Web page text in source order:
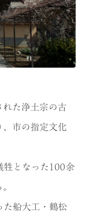
た浄土宗の古
、市の指定文化
牲となった100余
た船大工・鶴松